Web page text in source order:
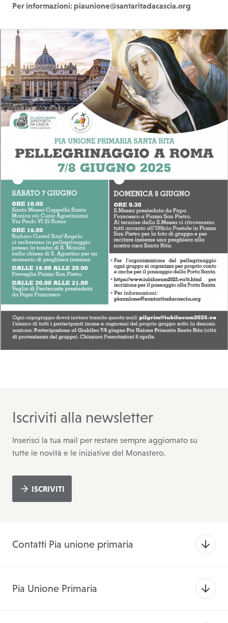
Per informazioni: piaunione@santaritadacascia.org
Iscriviti alla newsletter
Inserisci la tua mail per restare sempre aggiornato su
tutte le novità e le iniziative del Monastero.
ISCRIVITI
Contatti Pia unione primaria
Pia Unione Primaria